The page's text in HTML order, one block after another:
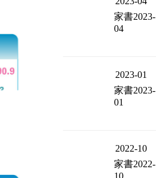
家書2023-
04
2023-01
家書2023-
01
2022-10
家書2022-
10